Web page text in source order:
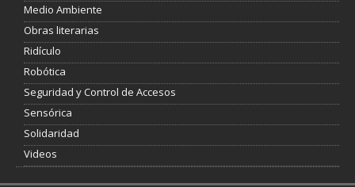
Medio Ambiente
Obras literarias
Ridículo
Robótica
Seguridad y Control de Accesos
Sensórica
Solidaridad
Videos